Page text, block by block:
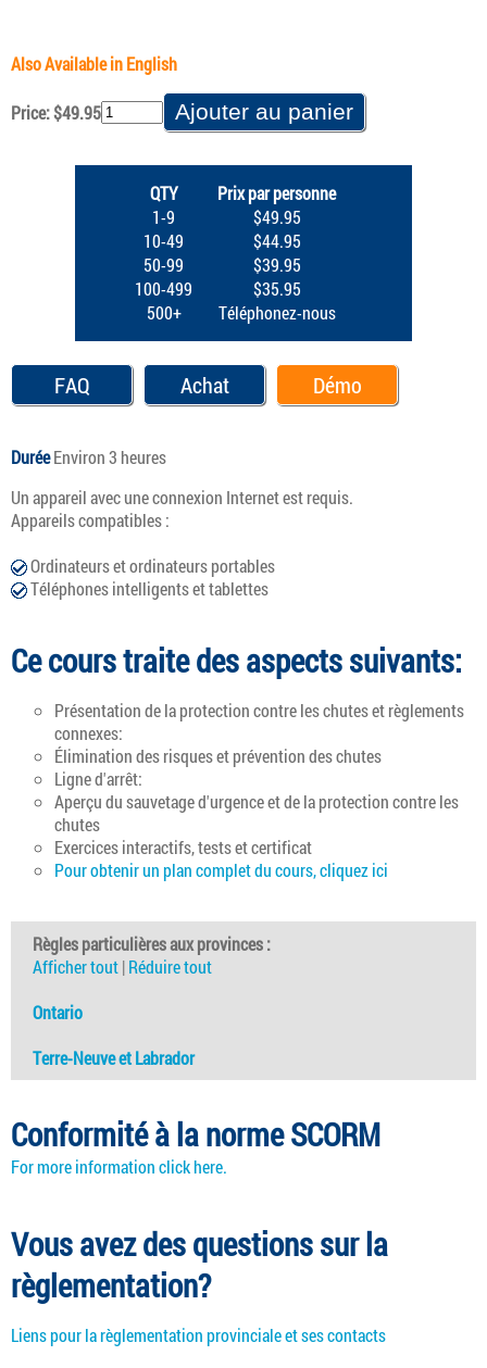
Also Available in English
Price: $49.95
QTY
1-9
10-49
50-99
100-499
500+
Prix par personne
$49.95
$44.95
$39.95
$35.95
Téléphonez-nous
FAQ Achat Démo
DuréeEnviron 3 heures
Un appareil avec une connexion Internet est requis.
Appareils compatibles :
Ordinateurs et ordinateurs portables
Téléphones intelligents et tablettes
Ce cours traite des aspects suivants:
Présentation de la protection contre les chutes et règlements
connexes:
Élimination des risques et prévention des chutes
Ligne d'arrêt:
Aperçu du sauvetage d'urgence et de la protection contre les
chutes
Exercices interactifs, tests et certificat
Pour obtenir un plan complet du cours, cliquez ici
Règles particulières aux provinces :
Afficher tout|Réduire tout
Ontario
Terre-Neuve et Labrador
Conformité à la norme SCORM
For more information click here.
Vous avez des questions sur la
règlementation?
Liens pour la règlementation provinciale et ses contacts